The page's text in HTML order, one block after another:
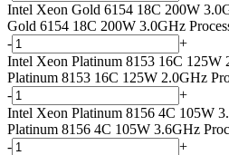
Intel Xeon Gold 6154 18C 200W
Gold 6154 18C 200W 3.0GHz
-
+
Intel Xeon Platinum 8153 16C 125W
Platinum 8153 16C 125W 2.0GHz
-
+
Intel Xeon Platinum 8156 4C 105W
Platinum 8156 4C 105W 3.6GHz
-
+